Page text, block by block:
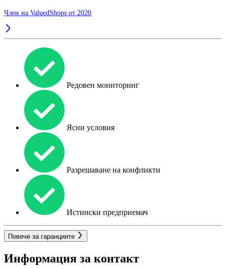
Член на ValuedShops от 2020
Редовен мониторинг
Ясни условия
Разрешаване на конфликти
Истински предприемач
Повече за гаранциите
Информация за контакт